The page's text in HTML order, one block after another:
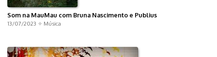
Som na MauMau com Bruna Nascimento e Publius
13/07/2023 ✧ Música